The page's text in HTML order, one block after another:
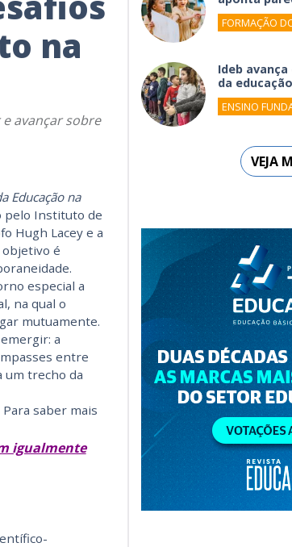
na
avançar sobre
Educação na
pelo Instituto de
Hugh Lacey e a
objetivo é
especial a
na qual o
mutuamente.
a
entre
um trecho da
saber mais
igualmente
FORMAÇÃO
Ideb
da
ENSINO
VEJA